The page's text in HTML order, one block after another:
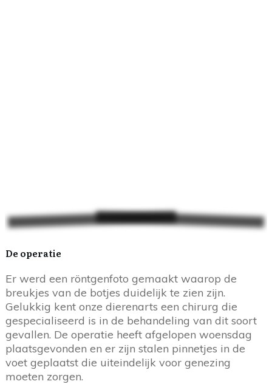
De operatie
Er werd een röntgenfoto gemaakt waarop de
breukjes van de botjes duidelijk te zien zijn.
Gelukkig kent onze dierenarts een chirurg die
gespecialiseerd is in de behandeling van dit soort
gevallen. De operatie heeft afgelopen woensdag
plaatsgevonden en er zijn stalen pinnetjes in de
voet geplaatst die uiteindelijk voor genezing
moeten zorgen.